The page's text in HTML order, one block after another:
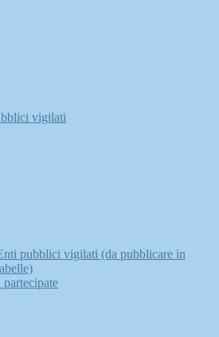
vigilati
pubblici vigilati (da pubblicare in
partecipate